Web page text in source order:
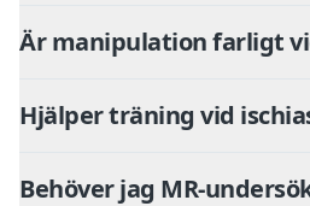
Är manipulation farligt
Hjälper träning vid
Behöver jag MR-